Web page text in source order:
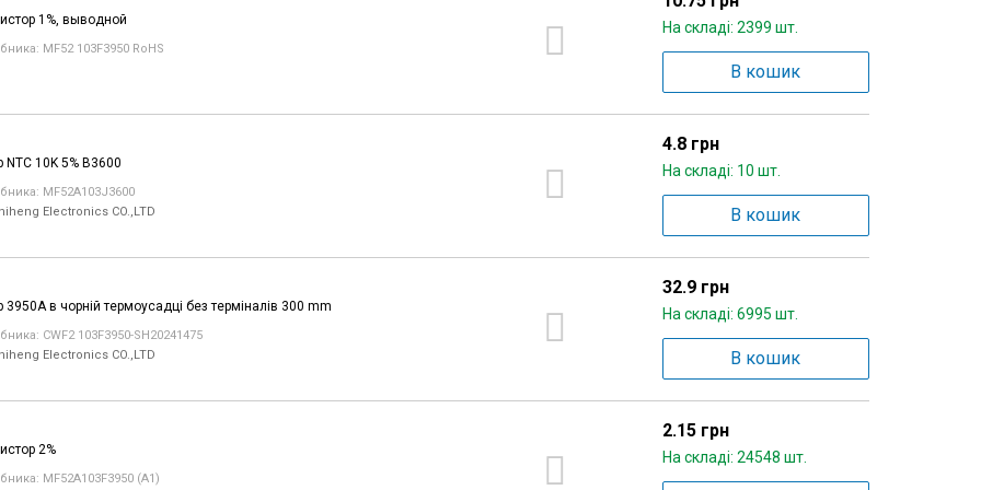
1%, выводной
MF52 103F3950 RoHS
На складі: 2399 шт.
В кошик
NTC 10K 5% B3600
MF52A103J3600
Electronics CO.,LTD
4.8 грн
На складі: 10 шт.
В кошик
3950A в чорній термоусадці без терміналів 300 mm
CWF2 103F3950-SH20241475
Electronics CO.,LTD
32.9 грн
На складі: 6995 шт.
В кошик
2%
MF52A103F3950 (A1)
2.15 грн
На складі: 24548 шт.